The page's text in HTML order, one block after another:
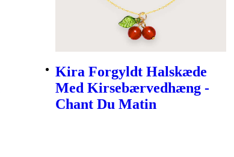
Kira Forgyldt Halskæde
Med Kirsebærvedhæng -
Chant Du Matin